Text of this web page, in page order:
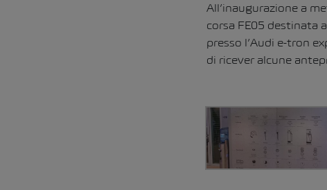
All’inaugurazione a
corsa FE05 destinata
presso l’Audi e-tron
di ricever alcune